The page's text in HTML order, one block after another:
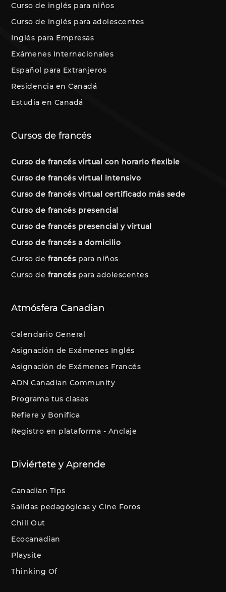
Curso de inglés para niños
Curso de inglés para adolescentes
Inglés para Empresas
Exámenes Internacionales
Español para Extranjeros
Residencia en Canadá
Estudia en Canadá
Cursos de francés
Curso de francés virtual con horario flexible
Curso de francés virtual intensivo
Curso de francés virtual certificado más sede
Curso de francés presencial
Curso de francés presencial y virtual
Curso de francés a domicilio
Curso de francéspara niños
Curso de francéspara adolescentes
Atmósfera Canadian
Calendario General
Asignación de Exámenes Inglés
Asignación de Exámenes Francés
ADN Canadian Community
Programa tus clases
Refiere y Bonifica
Registro en plataforma - Anclaje
Diviértete y Aprende
Canadian Tips
Salidas pedagógicas y Cine Foros
Chill Out
Ecocanadian
Playsite
Thinking Of